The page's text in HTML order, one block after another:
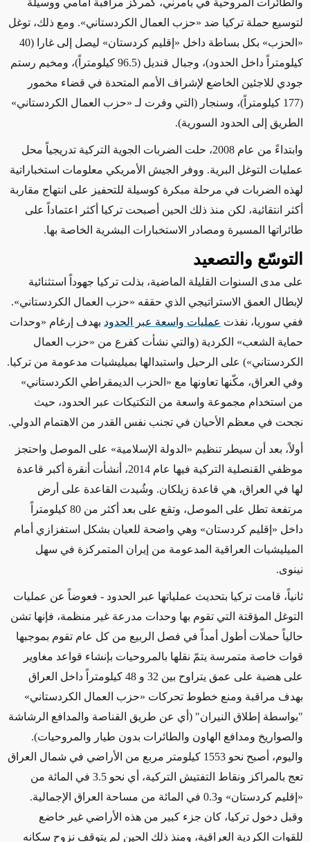
والطائرات المروحية في بامرني، كمركز مراقبة أمامي ووسيلة
لتوسيع حملة تركيا ضد «حزب العمال الكردستاني»
. ومع ذلك، توغل
« الحزب» بكل بساطة داخل «إقليم كردستان» ليصل إلى غارا
(40
كيلومتراً داخل الحدود)، وجبال قنديل (96.5 كيلومتراً)،
ومخيم رستم
جودي للاجئين الخاضع لإشراف الأمم المتحدة في قضاء مخمور
(177 كيلومتراً)،
وسنجار (التي وفرت لـ «حزب العمال الكردستاني»
الطريق إلى الحدود السورية).
وابتداءً من عام
2008، حلت الضربات الجوية التركية تدريجياً محل
عمليات التوغل البرية. ووفر الجيش الأمريكي معلومات استخباراتية
لهذه الضربات في مرحلة مبكرة كوسيلة للتحفيز على انتهاج مقاربة
أكثر انتقائية، لكن منذ ذلك الحين أصبحت تركيا أكثر اعتماداً
على
طائراتها المسيرة ومصادر الاستخبارات البشرية الخاصة بها.
التوسّع والتصعيد
على مدى السنوات القليلة الماضية، بذلت تركيا جهوداً استثنائية
لإبطال العمق الاستراتيجي الذي حققه «حزب العمال الكردستاني»
.
ففي سوريا، نفذت عمليات واسعة عبر الحدود بهدف إرغام «وحدات
حماية الشعب» الكردية (والتي نشأت كفرع من «حزب العمال
الكردستاني») على الرحيل واستبدالها بميليشيات مدعومة من تركيا.
وفي العراق، مكّنها تعاونها مع « الحزب الديمقراطي الكردستاني»
من استخدام مجموعة واسعة من التكتيكات عبر الحدود، حيث
نجحت في معظم الأحيان في تجنب نفس القدر من الاهتمام الدولي.
أولاً، بعد أن سيطر تنظيم « الدولة الإسلامية» على الموصل واحتجز
موظفي القنصلية التركية فيها عام 2014، أنشأت أنقرة أكبر قاعدة
لها في العراق، هي قاعدة زيلكان. وشُيدت القاعدة على أرض
مرتفعة تطل على الموصل، وتقع على بعد أكثر من 80 كيلومتراً
داخل «إقليم كردستان» وهي واضحة للعيان بشكل استفزازي أمام
الميليشيات العراقية المدعومة من إيران المتمركزة في سهل
نينوى.
ثانياً، قامت تركيا بتحديث عملياتها عبر الحدود - فعوضاً عن عمليات
التوغل المؤقتة التي تقوم بها وحدات مدرعة غير منظمة، فإنها تشن
حالياً حملات أطول أمداً في فصل الربيع من كل عام تقوم بموجبها
قوات خاصة متمرسة يتمّ نقلها بالمروحيات بإنشاء قواعد مغاوير
على هضبة على عمق يتراوح بين 32 و 48 كيلومتراً
داخل العراق
بهدف مراقبة ومنع خطوط تحركات «حزب العمال الكردستاني»
"بواسطة إطلاق النيران" (أي عن طريق القناصة والمدافع الرشاشة
والصواريخ ومدافع الهاون والطائرات بدون طيار والمروحيات).
واليوم، أصبح نحو 1553 كيلومتر مربع من الأراضي في شمال العراق
تعج بالمراكز ونقاط التفتيش التركية، أي نحو 3.5 في المائة من
«إقليم كردستان» و0.3 في المائة من مساحة العراق الإجمالية.
وقبل دخول تركيا، كان جزء كبير من هذه الأراضي غير خاضع
للقوات الكردية العراقية، ومنذ ذلك الحين لم يتوقف نزوح سكانه